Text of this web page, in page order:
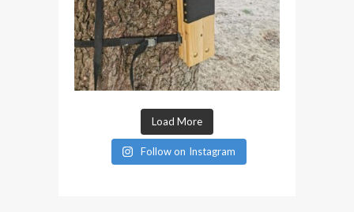
Load More
Follow on Instagram